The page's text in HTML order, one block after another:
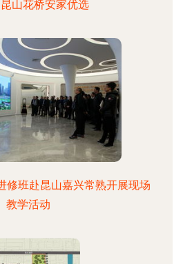
山花桥安家优选
修班赴昆山嘉兴常熟开展现场
教学活动